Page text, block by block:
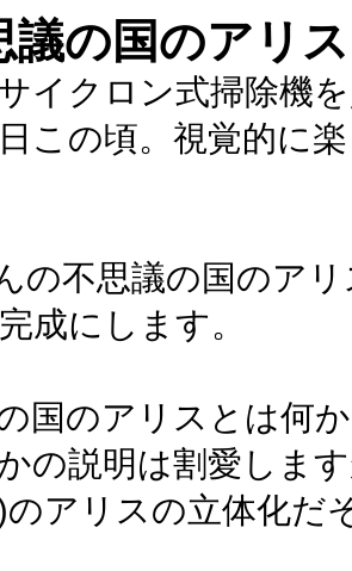
議の国のアリス
イクロン式掃除機
この頃。視覚的に
の不思議の国のア
成にします。
国のアリスとは何
の説明は割愛しま
のアリスの立体化だ